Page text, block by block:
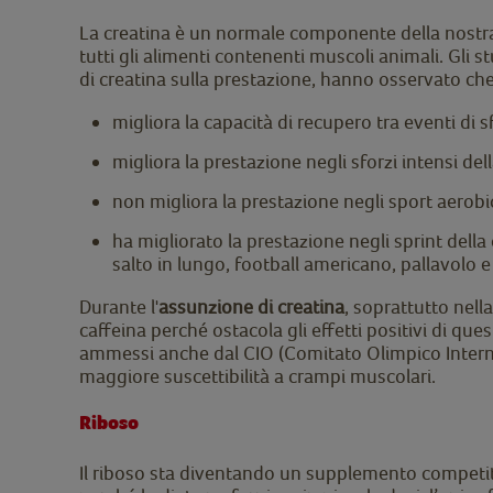
La creatina è un normale componente della
tutti gli alimenti contenenti muscoli animali. Gli
di creatina sulla prestazione, hanno osservato
migliora la capacità di recupero tra eventi di
migliora la prestazione negli sforzi intensi
non migliora la prestazione negli sport
ha migliorato la prestazione negli sprint
salto in lungo, football americano, pallavolo
Durante l'assunzione di creatina, soprattutto
caffeina perché ostacola gli effetti positivi di
ammessi anche dal CIO (Comitato Olimpico
maggiore suscettibilità a crampi muscolari.
Riboso
Il riboso sta diventando un supplemento